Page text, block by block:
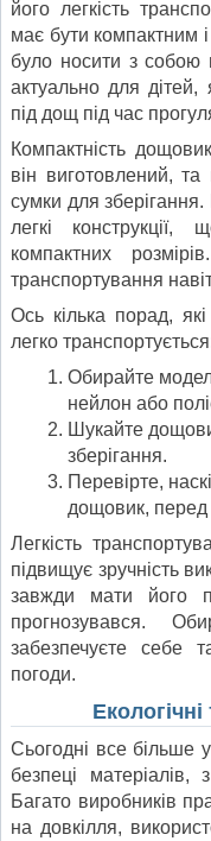
його легкість
має бути компактним
було носити з собою
актуально для дітей,
під дощ під час
Компактність
він виготовлений, та
сумки для
легкі
компактних
транспортування
Ось кілька порад,
легко
Обирайте
нейлон або
Шукайте
зберігання.
Перевірте,
дощовик, перед
Легкість
підвищує зручність
завжди мати його
прогнозувався.
забезпечуєте себе
погоди.
Сьогодні все більше
безпеці
Багато виробників
на довкілля,